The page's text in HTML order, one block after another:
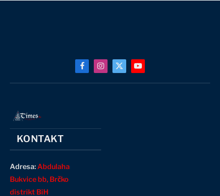
FacebookInstagram
X
YouTube
KONTAKT
Adresa:Abdulaha
Bukvice bb, Brčko
distrikt BiH